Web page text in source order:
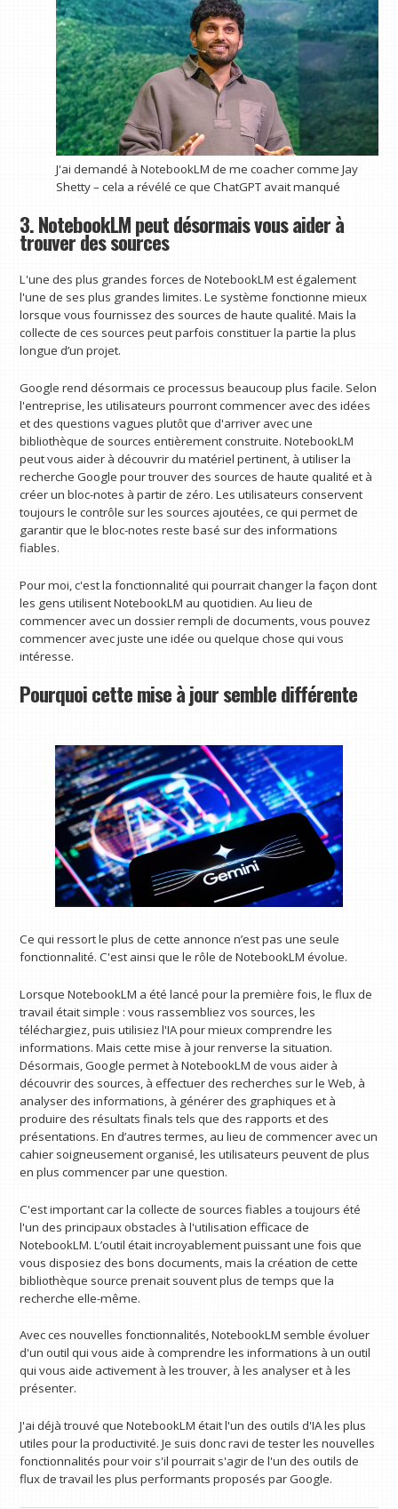
J'ai demandé à NotebookLM de me coacher comme Jay
Shetty – cela a révélé ce que ChatGPT avait manqué
3. NotebookLM peut désormais vous aider à
trouver des sources
L'une des plus grandes forces de NotebookLM est également
l'une de ses plus grandes limites. Le système fonctionne mieux
lorsque vous fournissez des sources de haute qualité. Mais la
collecte de ces sources peut parfois constituer la partie la plus
longue d’un projet.
Google rend désormais ce processus beaucoup plus facile. Selon
l'entreprise, les utilisateurs pourront commencer avec des idées
et des questions vagues plutôt que d'arriver avec une
bibliothèque de sources entièrement construite. NotebookLM
peut vous aider à découvrir du matériel pertinent, à utiliser la
recherche Google pour trouver des sources de haute qualité et à
créer un bloc-notes à partir de zéro. Les utilisateurs conservent
toujours le contrôle sur les sources ajoutées, ce qui permet de
garantir que le bloc-notes reste basé sur des informations
fiables.
Pour moi, c'est la fonctionnalité qui pourrait changer la façon dont
les gens utilisent NotebookLM au quotidien. Au lieu de
commencer avec un dossier rempli de documents, vous pouvez
commencer avec juste une idée ou quelque chose qui vous
intéresse.
Pourquoi cette mise à jour semble différente
Ce qui ressort le plus de cette annonce n’est pas une seule
fonctionnalité. C'est ainsi que le rôle de NotebookLM évolue.
Lorsque NotebookLM a été lancé pour la première fois, le flux de
travail était simple : vous rassembliez vos sources, les
téléchargiez, puis utilisiez l'IA pour mieux comprendre les
informations. Mais cette mise à jour renverse la situation.
Désormais, Google permet à NotebookLM de vous aider à
découvrir des sources, à effectuer des recherches sur le Web, à
analyser des informations, à générer des graphiques et à
produire des résultats finals tels que des rapports et des
présentations. En d’autres termes, au lieu de commencer avec un
cahier soigneusement organisé, les utilisateurs peuvent de plus
en plus commencer par une question.
C'est important car la collecte de sources fiables a toujours été
l'un des principaux obstacles à l'utilisation efficace de
NotebookLM. L’outil était incroyablement puissant une fois que
vous disposiez des bons documents, mais la création de cette
bibliothèque source prenait souvent plus de temps que la
recherche elle-même.
Avec ces nouvelles fonctionnalités, NotebookLM semble évoluer
d'un outil qui vous aide à comprendre les informations à un outil
qui vous aide activement à les trouver, à les analyser et à les
présenter.
J'ai déjà trouvé que NotebookLM était l'un des outils d'IA les plus
utiles pour la productivité. Je suis donc ravi de tester les nouvelles
fonctionnalités pour voir s'il pourrait s'agir de l'un des outils de
flux de travail les plus performants proposés par Google.